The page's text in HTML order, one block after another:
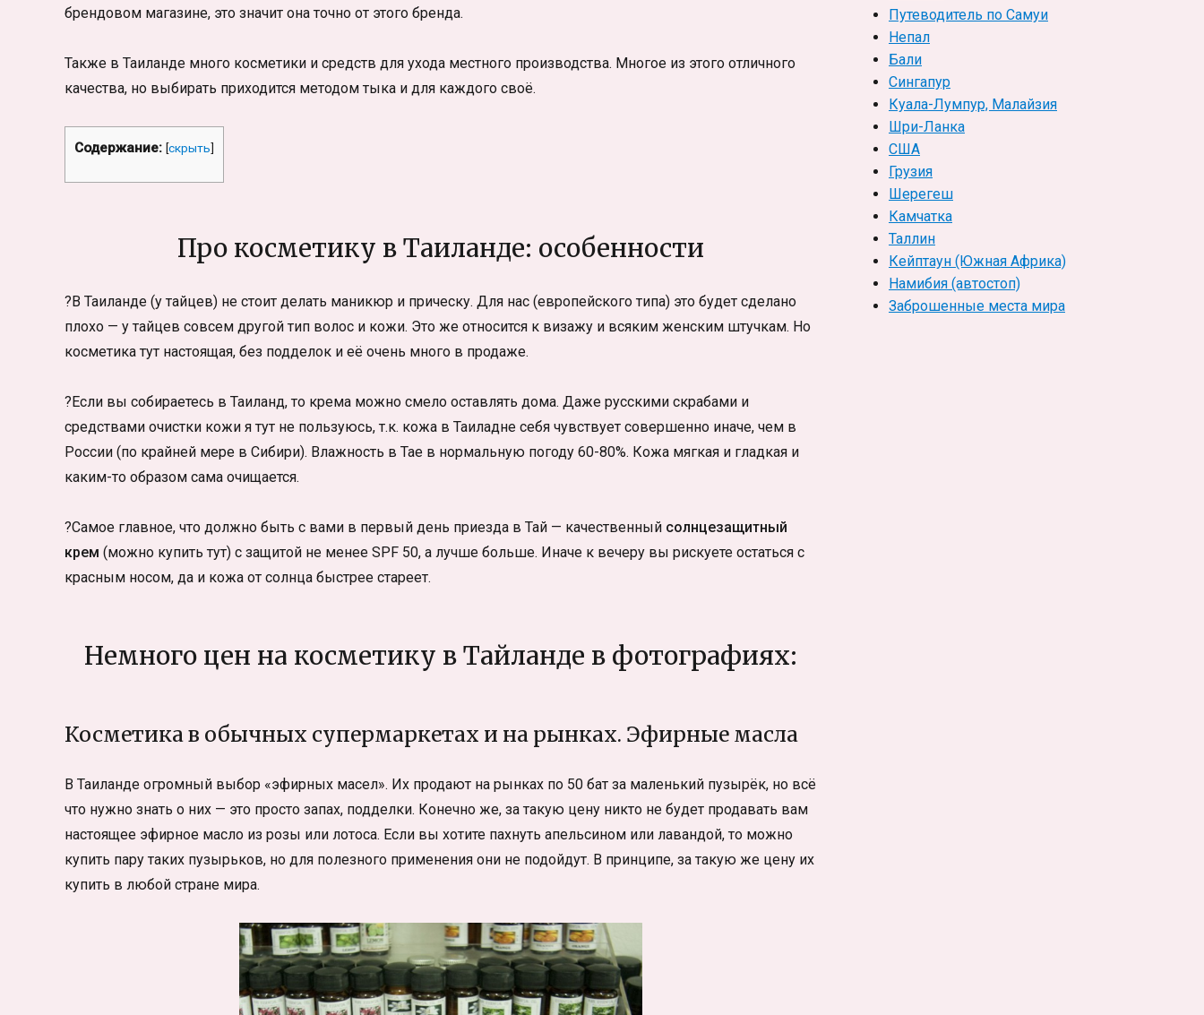
брендовом магазине, это значит она точно от этого бренда.
Также в Таиланде много косметики и средств для ухода местного производства. Многое из этого отличного
качества, но выбирать приходится методом тыка и для каждого своё.
Содержание: [скрыть]
Про косметику в Таиланде: особенности
?В Таиланде (у тайцев) не стоит делать маникюр и прическу. Для нас (европейского типа) это будет сделано
плохо — у тайцев совсем другой тип волос и кожи. Это же относится к визажу и всяким женским штучкам. Но
косметика тут настоящая, без подделок и её очень много в продаже.
?Если вы собираетесь в Таиланд, то крема можно смело оставлять дома. Даже русскими скрабами и
средствами очистки кожи я тут не пользуюсь, т.к. кожа в Таиладне себя чувствует совершенно иначе, чем в
России (по крайней мере в Сибири). Влажность в Тае в нормальную погоду 60-80%. Кожа мягкая и гладкая и
каким-то образом сама очищается.
?Самое главное, что должно быть с вами в первый день приезда в Тай — качественный солнцезащитный
крем (можно купить тут) с защитой не менее SPF 50, а лучше больше. Иначе к вечеру вы рискуете остаться с
красным носом, да и кожа от солнца быстрее стареет.
Немного цен на косметику в Тайланде в фотографиях:
Косметика в обычных супермаркетах и на рынках. Эфирные масла
В Таиланде огромный выбор «эфирных масел». Их продают на рынках по 50 бат за маленький пузырёк, но всё
что нужно знать о них — это просто запах, подделки. Конечно же, за такую цену никто не будет продавать вам
настоящее эфирное масло из розы или лотоса. Если вы хотите пахнуть апельсином или лавандой, то можно
купить пару таких пузырьков, но для полезного применения они не подойдут. В принципе, за такую же цену их
купить в любой стране мира.
Путеводитель по Самуи
Непал
Бали
Сингапур
Куала-Лумпур, Малайзия
Шри-Ланка
США
Грузия
Шерегеш
Камчатка
Таллин
Кейптаун (Южная Африка)
Намибия (автостоп)
Заброшенные места мира